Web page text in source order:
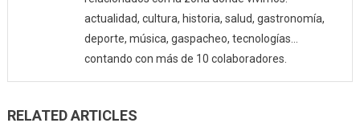
actualidad, cultura, historia, salud, gastronomía,
deporte, música, gaspacheo, tecnologías…
contando con más de 10 colaboradores.
RELATED ARTICLES